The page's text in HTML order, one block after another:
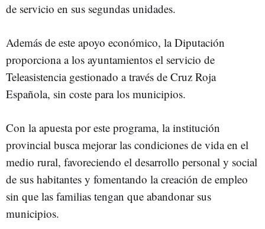
de servicio en sus segundas unidades.
Además de este apoyo económico, la Diputación
proporciona a los ayuntamientos el servicio de
Teleasistencia gestionado a través de Cruz Roja
Española, sin coste para los municipios.
Con la apuesta por este programa, la institución
provincial busca mejorar las condiciones de vida en el
medio rural, favoreciendo el desarrollo personal y social
de sus habitantes y fomentando la creación de empleo
sin que las familias tengan que abandonar sus
municipios.